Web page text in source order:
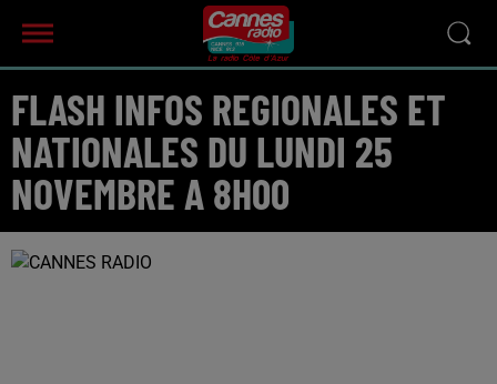
FLASH INFOS REGIONALES ET
NATIONALES DU LUNDI 25
NOVEMBRE A 8H00